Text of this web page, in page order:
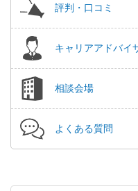
評判・口コミ
キャリアアドバイ
相談会場
よくある質問